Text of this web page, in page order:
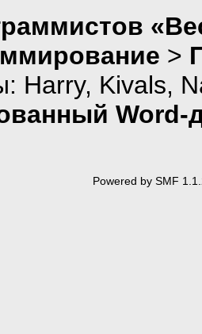
>
Harry, Kivals,
Word-
Powered by SMF